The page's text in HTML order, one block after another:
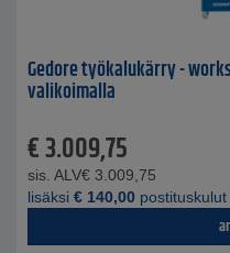
Gedore työkalukärry -
valikoimalla
€3.009,75
sis. ALV€ 3.009,75
lisäksi € 140,00 postituskulut